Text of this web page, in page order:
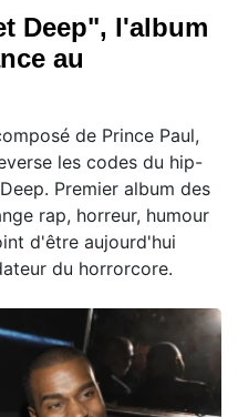
Deep", l'album
au
de Prince Paul,
les codes du hip-
Premier album des
rap, horreur, humour
d'être aujourd'hui
du horrorcore.